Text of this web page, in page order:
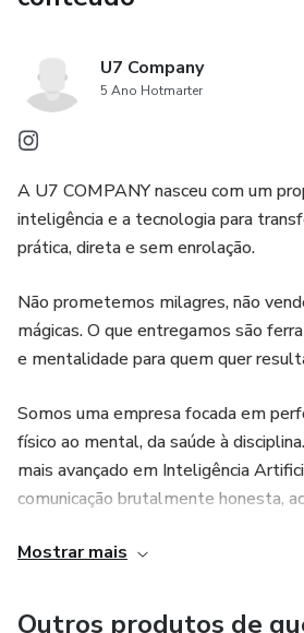
⚠️ Este não é só mais um e-book, é
suporte tecnológico, feito para
cansadas de começar e desistir.
🎯 Se você quer emagrecer com
autoestima, esse é o seu momento.
👉 Baixe agora e comece a sua virada!
U7 Company
5 Ano Hotmarter
A U7 COMPANY nasceu com um
inteligência e a tecnologia para
prática, direta e sem enrolação.
Não prometemos milagres, não
mágicas. O que entregamos são
e mentalidade para quem quer
Somos uma empresa focada em
físico ao mental, da saúde à
mais avançado em Inteligência
comunicação brutalmente honesta,
Mostrar mais
Outros produtos de